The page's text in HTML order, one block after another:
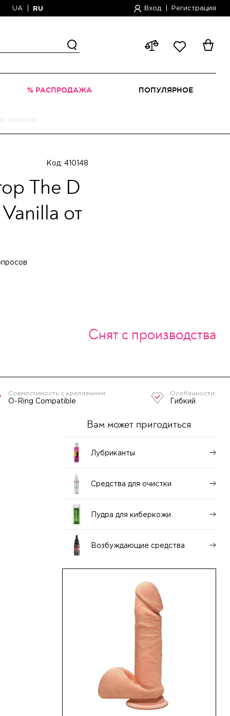
UA RU Вход Регистрация
% РАСПРОДАЖА ПОПУЛЯРНОЕ
JOHNSON
Код: 410148
The D
от
Снят с производства
O-Ring Compatible Гибкий
Вам может пригодиться
Лубриканты
Средства для очистки
Пудра для киберкожи
Возбуждающие средства